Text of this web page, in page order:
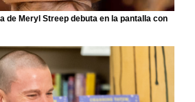
de Meryl Streep debuta en la pantalla con